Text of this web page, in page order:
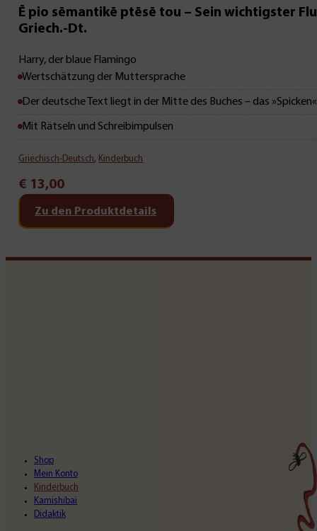
Mit Leseprobe!
Ē pio sēmantikē ptēsē tou – Sein wichtigster
Griech.-Dt.
Harry, der blaue Flamingo
Wertschätzung der Muttersprache
Der deutsche Text liegt in der Mitte des Buches – das
Mit Rätseln und Schreibimpulsen
Griechisch-Deutsch, Kinderbuch
€ 13,00
Zu den Produktdetails
Shop
Mein Konto
Kinderbuch
Kamishibai
Didaktik